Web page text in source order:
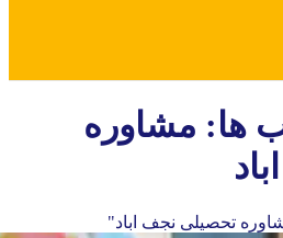
ها: مشاوره
تحصیلی نجف اباد"